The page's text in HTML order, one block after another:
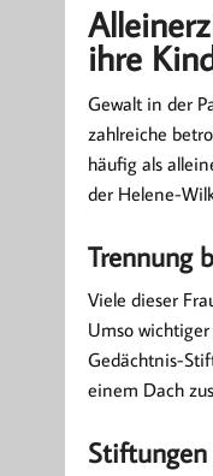
ihre
Gewalt in der
zahlreiche
häufig als
der Helene-
Trennung
Viele dieser
Umso
Gedächtnis-
einem Dach